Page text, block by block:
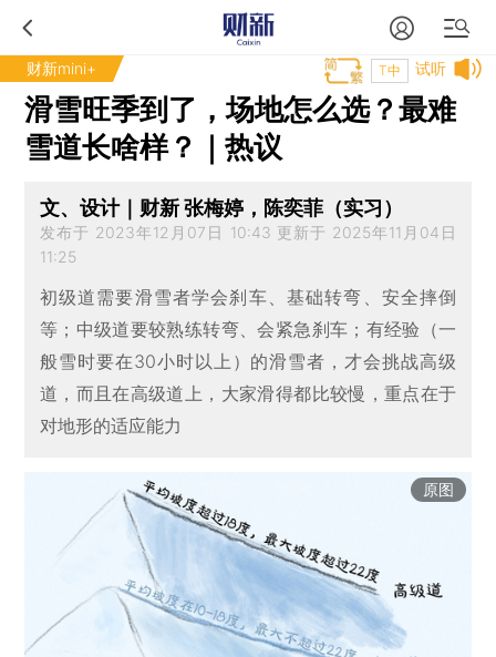
财新mini+ 试听
T中
滑雪旺季到了，场地怎么选？最难
雪道长啥样？｜热议
文、设计｜财新 张梅婷，陈奕菲（实习）
发布于 2023年12月07日 10:43 更新于 2025年11月04日
11:25
初级道需要滑雪者学会刹车、基础转弯、安全摔倒
等；中级道要较熟练转弯、会紧急刹车；有经验（一
般雪时要在30小时以上）的滑雪者，才会挑战高级
道，而且在高级道上，大家滑得都比较慢，重点在于
对地形的适应能力
原图